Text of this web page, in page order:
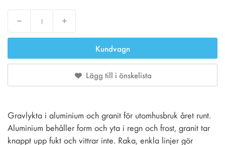
Decrease Increase
Kundvagn
Lägg till i önskelista
Gravlykta i aluminium och granit för utomhusbruk året runt.
Aluminium behåller form och yta i regn och frost, granit tar
knappt upp fukt och vittrar inte. Raka, enkla linjer gör